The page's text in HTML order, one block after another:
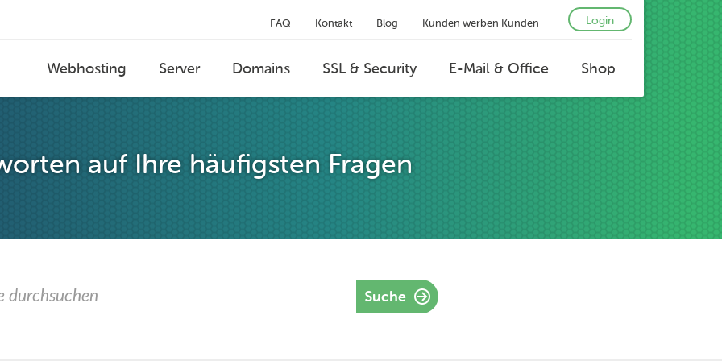
FAQ Kontakt Blog Kunden werben Kunden Login
Webhosting Server Domains SSL & Security E-Mail & Office Shop
auf Ihre häufigsten Fragen
Suche